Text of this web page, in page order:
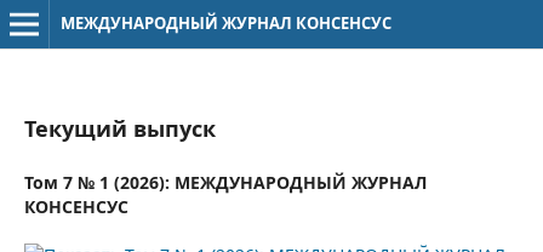
МЕЖДУНАРОДНЫЙ ЖУРНАЛ КОНСЕНСУС
Текущий выпуск
Том 7 № 1 (2026): МЕЖДУНАРОДНЫЙ ЖУРНАЛ
КОНСЕНСУС